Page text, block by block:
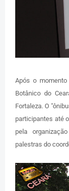
Após o
Botânico do
Fortaleza. O
participantes até
pela
palestras do